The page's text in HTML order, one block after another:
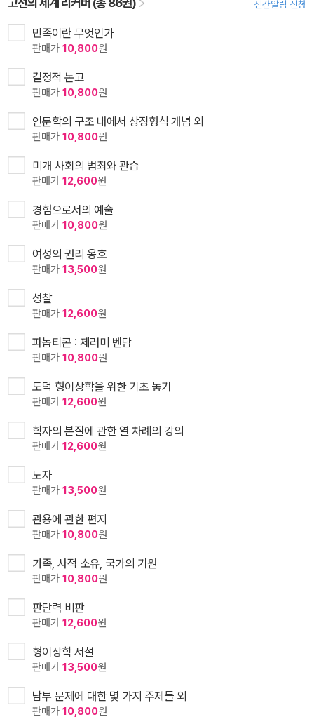
신간알림 신청
민족이란 무엇인가
판매가 10,800원
결정적 논고
판매가 10,800원
인문학의 구조 내에서 상징형식 개념 외
판매가 10,800원
미개 사회의 범죄와 관습
판매가 12,600원
경험으로서의 예술
판매가 10,800원
여성의 권리 옹호
판매가 13,500원
성찰
판매가 12,600원
파놉티콘 : 제러미 벤담
판매가 10,800원
도덕 형이상학을 위한 기초 놓기
판매가 12,600원
학자의 본질에 관한 열 차례의 강의
판매가 12,600원
노자
판매가 13,500원
관용에 관한 편지
판매가 10,800원
가족, 사적 소유, 국가의 기원
판매가 10,800원
판단력 비판
판매가 12,600원
형이상학 서설
판매가 13,500원
남부 문제에 대한 몇 가지 주제들 외
판매가 10,800원